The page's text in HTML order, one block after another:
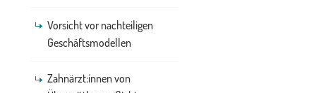
Vorsicht vor nachteiligen
Geschäftsmodellen
Zahnärzt:innen von